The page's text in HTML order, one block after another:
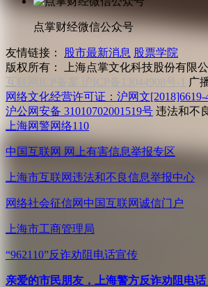
点掌财经微信公众号
友情链接： 股市最新消息 股票学院
版权所有：
上海点掌文化科技股份有限公
互联网ICP备案 沪ICP备13044908号-1 广
网络文化经营许可证：沪网文[2018]6619-
沪公网安备 31010702001519号 违法和不
上海网警网络110
中国互联网 网上有害信息举报专区
上海市互联网违法和不良信息举报中心
网络社会征信网 中国互联网诚信门户
上海市工商管理局
“962110”反诈劝阻电话宣传
亲爱的市民朋友，上海警方反诈劝阻电